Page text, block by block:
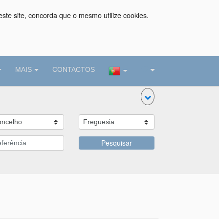
site, concorda que o mesmo utilize cookies.
MAIS CONTACTOS
Pesquisar